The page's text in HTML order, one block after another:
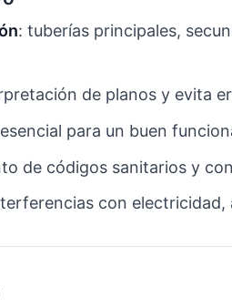
: tuberías principales,
de planos y evita
para un buen
de códigos sanitarios y
con electricidad,